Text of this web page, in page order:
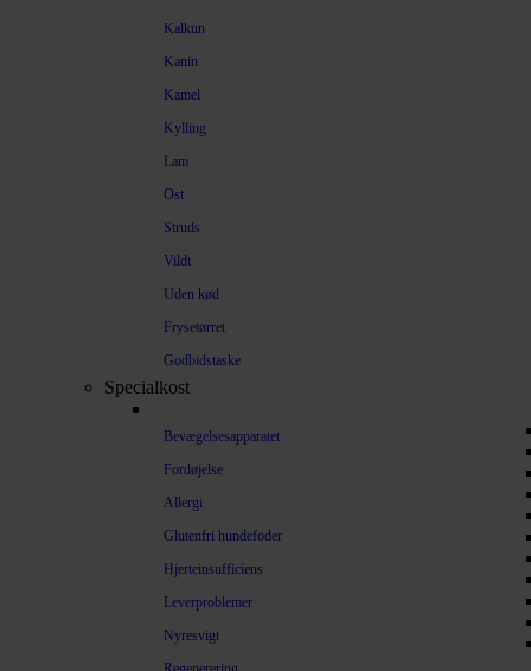
Kalkun
Kanin
Kamel
Kylling
Lam
Ost
Struds
Vildt
Uden kød
Frysetørret
Godbidstaske
Specialkost
Bevægelsesapparatet
Fordøjelse
Allergi
Glutenfri hundefoder
Hjerteinsufficiens
Leverproblemer
Nyresvigt